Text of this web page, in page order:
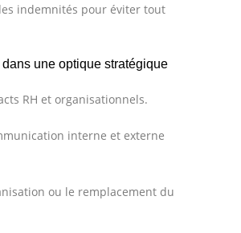
indemnités pour éviter tout
une optique stratégique
RH et organisationnels.
interne et externe
ou le remplacement du